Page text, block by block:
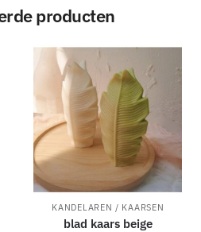
producten
KANDELAREN / KAARSEN
blad kaars beige